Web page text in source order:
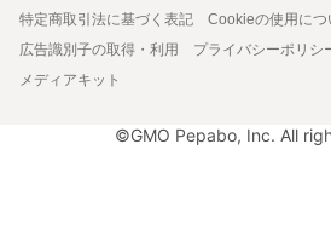
特定商取引法に基づく表記
Cookieの使用につ
広告識別子の取得・利用
プライバシーポリシ
メディアキット
©GMO Pepabo, Inc. All